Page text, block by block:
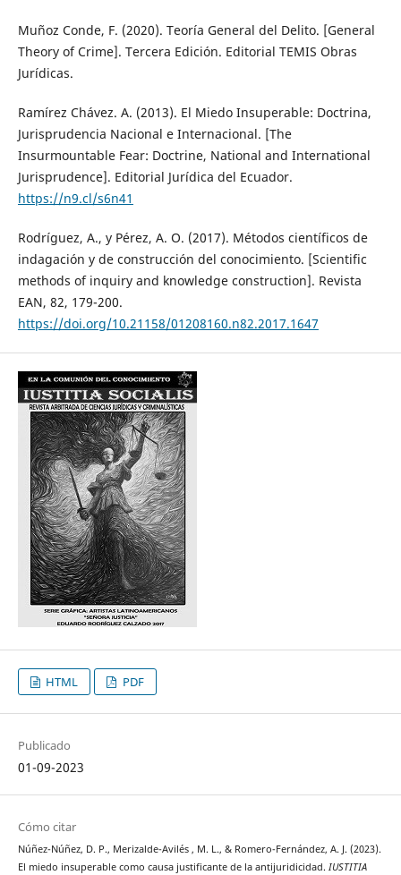
Muñoz Conde, F. (2020). Teoría General del Delito. [General
Theory of Crime]. Tercera Edición. Editorial TEMIS Obras
Jurídicas.
Ramírez Chávez. A. (2013). El Miedo Insuperable: Doctrina,
Jurisprudencia Nacional e Internacional. [The
Insurmountable Fear: Doctrine, National and International
Jurisprudence]. Editorial Jurídica del Ecuador.
https://n9.cl/s6n41
Rodríguez, A., y Pérez, A. O. (2017). Métodos científicos de
indagación y de construcción del conocimiento. [Scientific
methods of inquiry and knowledge construction]. Revista
EAN, 82, 179-200.
https://doi.org/10.21158/01208160.n82.2017.1647
HTML PDF
Publicado
01-09-2023
Cómo citar
Núñez-Núñez, D. P., Merizalde-Avilés , M. L., & Romero-Fernández, A. J. (2023).
El miedo insuperable como causa justificante de la antijuridicidad. IUSTITIA